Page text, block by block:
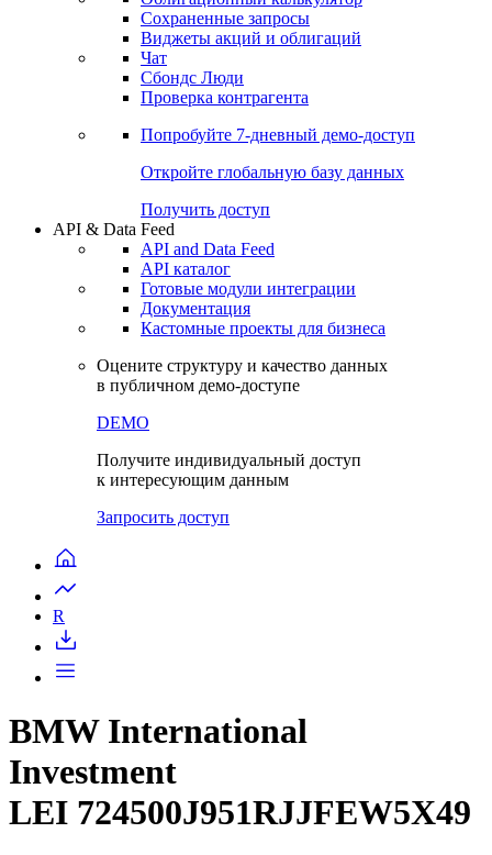
Сохраненные запросы
Виджеты акций и облигаций
Чат
Сбондс Люди
Проверка контрагента
Попробуйте 7-дневный демо-доступ
Откройте глобальную базу данных
Получить доступ
API & Data Feed
API and Data Feed
API каталог
Готовые модули интеграции
Документация
Кастомные проекты для бизнеса
Оцените структуру и качество данных
в публичном демо-доступе
DEMO
Получите индивидуальный доступ
к интересующим данным
Запросить доступ
R
BMW International
Investment
LEI 724500J951RJJFEW5X49